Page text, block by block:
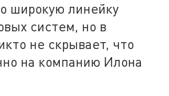
широкую линейку
систем, но в
не скрывает, что
на компанию Илона